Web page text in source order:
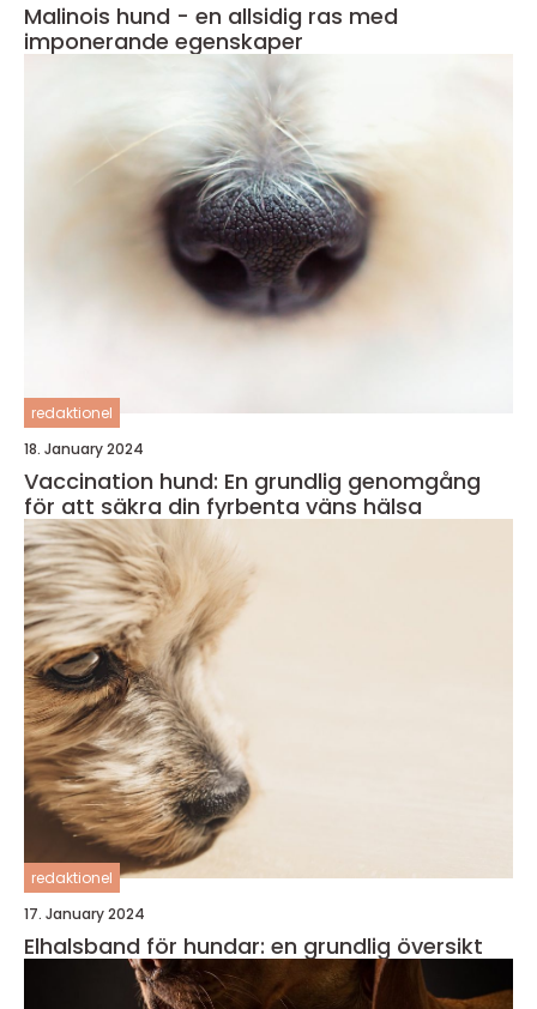
Malinois hund - en allsidig ras med
imponerande egenskaper
redaktionel
18. January 2024
Vaccination hund: En grundlig genomgång
för att säkra din fyrbenta väns hälsa
redaktionel
17. January 2024
Elhalsband för hundar: en grundlig översikt